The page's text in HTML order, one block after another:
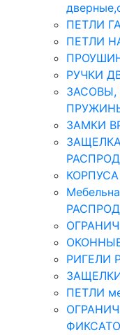
ПЕТЛИ
ПЕТЛИ
РУЧКИ
ЗАМКИ
КОРПУСА
РИГЕЛИ
ПЕТЛИ